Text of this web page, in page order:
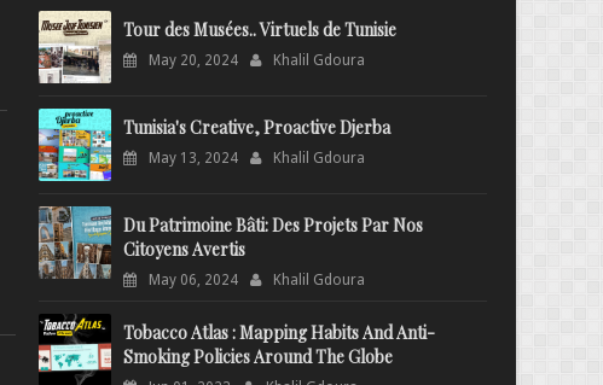
Tour des Musées.. Virtuels de Tunisie
May 20, 2024 Khalil Gdoura
Tunisia's Creative, Proactive Djerba
May 13, 2024 Khalil Gdoura
Du Patrimoine Bâti: Des Projets Par Nos
Citoyens Avertis
May 06, 2024 Khalil Gdoura
Tobacco Atlas : Mapping Habits And Anti-
Smoking Policies Around The Globe